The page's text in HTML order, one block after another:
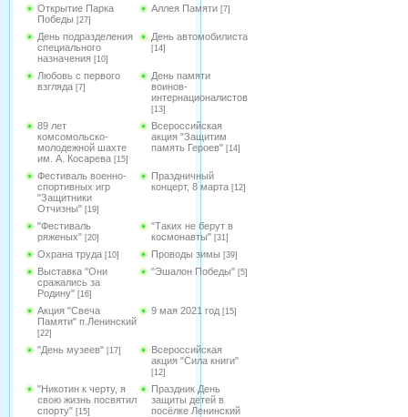
Открытие Парка
Победы [27]
Аллея Памяти [7]
День подразделения
специального
назначения [10]
День автомобилиста
[14]
Любовь с первого
взгляда [7]
День памяти
воинов-
интернационалистов
[13]
89 лет
комсомольско-
молодежной шахте
им. А. Косарева [15]
Всероссийская
акция "Защитим
память Героев" [14]
Фестиваль военно-
спортивных игр
"Защитники
Отчизны" [19]
Праздничный
концерт, 8 марта [12]
"Фестиваль
ряженых" [20]
"Таких не берут в
космонавты" [31]
Охрана труда [10] Проводы зимы [39]
Выставка "Они
сражались за
Родину" [16]
"Эшалон Победы" [5]
Акция "Свеча
Памяти" п.Ленинский
[22]
9 мая 2021 год [15]
"День музеев" [17]
Всероссийская
акция "Сила книги"
[12]
"Никотин к черту, я
свою жизнь посвятил
спорту" [15]
Праздник День
защиты детей в
посёлке Ленинский